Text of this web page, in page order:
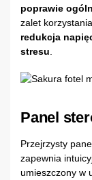
poprawie
zalet
redukcja
stresu
Panel
Przejrzysty
zapewnia
umieszczony w